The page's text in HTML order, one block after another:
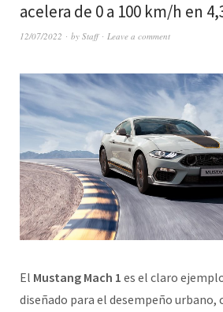
acelera de 0 a 100 km/h en
12/07/2022 by Staff Leave a comment
El Mustang Mach 1 es el claro
diseñado para el desempeño urbano,